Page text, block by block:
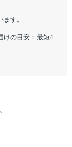
す。
の目安：最短4